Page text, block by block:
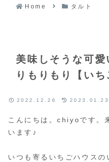
Home タルト
美味しそうな可
りもりもり【いち
2022.12.26 2023.01.23
こんにちは。chiyoです。
います♪
いつも寄るいちごハウスの